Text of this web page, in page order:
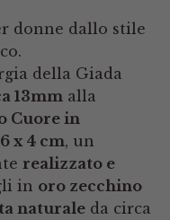
donne dallo stile
della Giada
13mm alla
Cuore in
x 4 cm, un
realizzato e
in oro zecchino
naturale da circa